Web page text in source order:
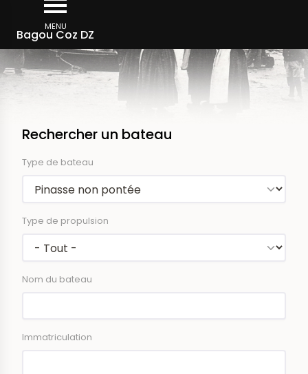
contenu
principal
MENU
Bagou Coz DZ
Rechercher un bateau
Type de bateau
Type de propulsion
Nom du bateau
Immatriculation